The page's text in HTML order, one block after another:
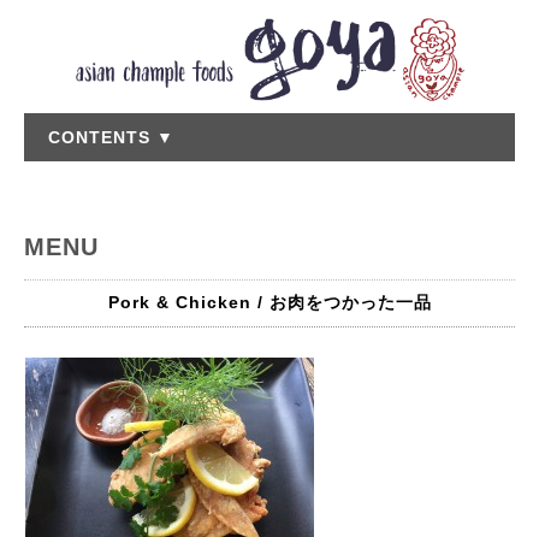
CONTENTS ▼
MENU
Pork & Chicken / お肉をつかった一品